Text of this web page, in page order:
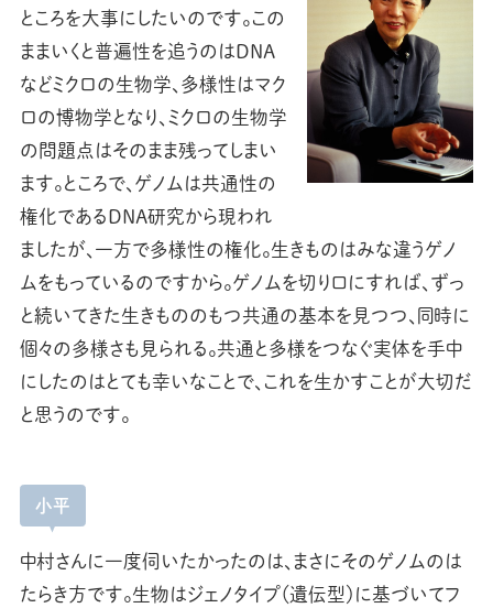
ところを大事にしたいのです。この
ままいくと普遍性を追うのはDNA
などミクロの生物学、多様性はマク
ロの博物学となり、ミクロの生物学
の問題点はそのまま残ってしまい
ます。ところで、ゲノムは共通性の
権化であるDNA研究から現われ
ましたが、一方で多様性の権化。生きものはみな違うゲノ
ムをもっているのですから。ゲノムを切り口にすれば、ずっ
と続いてきた生きもののもつ共通の基本を見つつ、同時に
個々の多様さも見られる。共通と多様をつなぐ実体を手中
にしたのはとても幸いなことで、これを生かすことが大切だ
と思うのです。
小平
中村さんに一度伺いたかったのは、まさにそのゲノムのは
たらき方です。生物はジェノタイプ（遺伝型）に基づいてフ